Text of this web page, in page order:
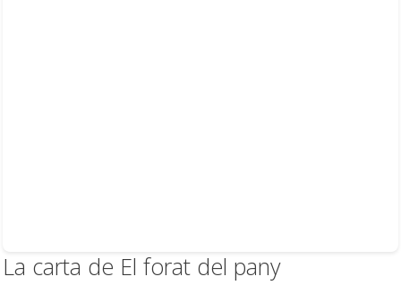
La carta de El forat del pany